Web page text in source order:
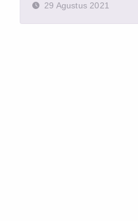
29 Agustus 2021